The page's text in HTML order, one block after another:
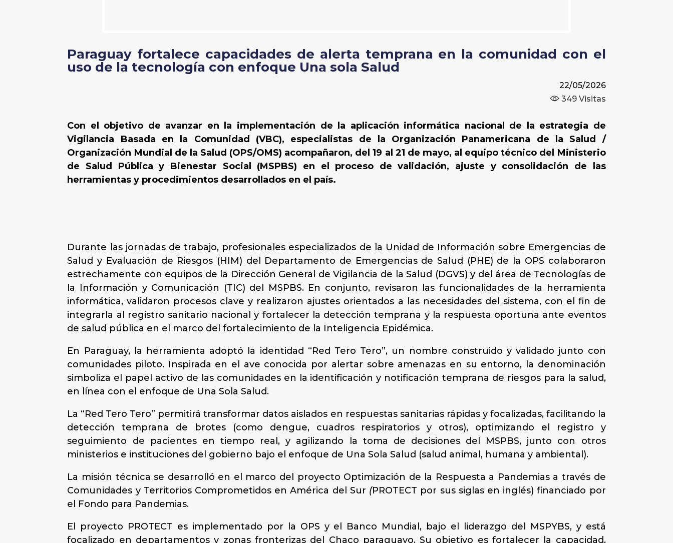
Paraguay fortalece capacidades de alerta temprana en la comunidad con el
uso de la tecnología con enfoque Una sola Salud
22/05/2026
349Visitas
Con el objetivo de avanzar en la implementación de la aplicación informática nacional de la estrategia de
Vigilancia Basada en la Comunidad (VBC), especialistas de la Organización Panamericana de la Salud /
Organización Mundial de la Salud (OPS/OMS) acompañaron, del 19 al 21 de mayo, al equipo técnico del Ministerio
de Salud Pública y Bienestar Social (MSPBS) en el proceso de validación, ajuste y consolidación de las
herramientas y procedimientos desarrollados en el país.
Durante las jornadas de trabajo, profesionales especializados de la Unidad de Información sobre Emergencias de
Salud y Evaluación de Riesgos (HIM) del Departamento de Emergencias de Salud (PHE) de la OPS colaboraron
estrechamente con equipos de la Dirección General de Vigilancia de la Salud (DGVS) y del área de Tecnologías de
la Información y Comunicación (TIC) del MSPBS. En conjunto, revisaron las funcionalidades de la herramienta
informática, validaron procesos clave y realizaron ajustes orientados a las necesidades del sistema, con el fin de
integrarla al registro sanitario nacional y fortalecer la detección temprana y la respuesta oportuna ante eventos
de salud pública en el marco del fortalecimiento de la Inteligencia Epidémica.
En Paraguay, la herramienta adoptó la identidad “Red Tero Tero”, un nombre construido y validado junto con
comunidades piloto. Inspirada en el ave conocida por alertar sobre amenazas en su entorno, la denominación
simboliza el papel activo de las comunidades en la identificación y notificación temprana de riesgos para la salud,
en línea con el enfoque de Una Sola Salud.
La “Red Tero Tero” permitirá transformar datos aislados en respuestas sanitarias rápidas y focalizadas, facilitando la
detección temprana de brotes (como dengue, cuadros respiratorios y otros), optimizando el registro y
seguimiento de pacientes en tiempo real, y agilizando la toma de decisiones del MSPBS, junto con otros
ministerios e instituciones del gobierno bajo el enfoque de Una Sola Salud (salud animal, humana y ambiental).
La misión técnica se desarrolló en el marco del proyecto Optimización de la Respuesta a Pandemias a través de
Comunidades y Territorios Comprometidos en América del Sur (PROTECT por sus siglas en inglés) financiado por
el Fondo para Pandemias.
El proyecto PROTECT es implementado por la OPS y el Banco Mundial, bajo el liderazgo del MSPYBS, y está
focalizado en departamentos y zonas fronterizas del Chaco paraguayo. Su objetivo es fortalecer la capacidad,